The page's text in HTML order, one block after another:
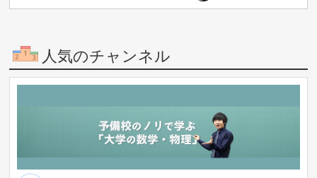
人気のチャンネル